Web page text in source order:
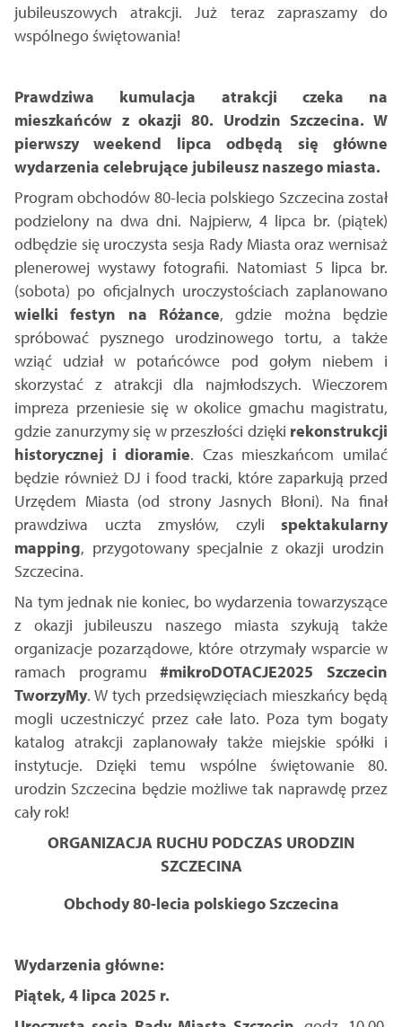
jubileuszowych atrakcji. Już teraz zapraszamy do
wspólnego świętowania!
Prawdziwa kumulacja atrakcji czeka na
mieszkańców z okazji 80. Urodzin Szczecina. W
pierwszy weekend lipca odbędą się główne
wydarzenia celebrujące jubileusz naszego miasta.
Program obchodów 80-lecia polskiego Szczecina został
podzielony na dwa dni. Najpierw, 4 lipca br. (piątek)
odbędzie się uroczysta sesja Rady Miasta oraz wernisaż
plenerowej wystawy fotografii. Natomiast 5 lipca br.
(sobota) po oficjalnych uroczystościach zaplanowano
wielki festyn na Różance, gdzie można będzie
spróbować pysznego urodzinowego tortu, a także
wziąć udział w potańcówce pod gołym niebem i
skorzystać z atrakcji dla najmłodszych. Wieczorem
impreza przeniesie się w okolice gmachu magistratu,
gdzie zanurzymy się w przeszłości dzięki rekonstrukcji
historycznej i dioramie. Czas mieszkańcom umilać
będzie również DJ i food tracki, które zaparkują przed
Urzędem Miasta (od strony Jasnych Błoni). Na finał
prawdziwa uczta zmysłów, czyli spektakularny
mapping, przygotowany specjalnie z okazji urodzin
Szczecina.
Na tym jednak nie koniec, bo wydarzenia towarzyszące
z okazji jubileuszu naszego miasta szykują także
organizacje pozarządowe, które otrzymały wsparcie w
ramach programu#mikroDOTACJE2025 Szczecin
TworzyMy. W tych przedsięwzięciach mieszkańcy będą
mogli uczestniczyć przez całe lato. Poza tym bogaty
katalog atrakcji zaplanowały także miejskie spółki i
instytucje. Dzięki temu wspólne świętowanie 80.
urodzin Szczecina będzie możliwe tak naprawdę przez
cały rok!
ORGANIZACJA RUCHU PODCZAS URODZIN
SZCZECINA
Obchody 80-lecia polskiego Szczecina
Wydarzenia główne:
Piątek, 4 lipca 2025 r.